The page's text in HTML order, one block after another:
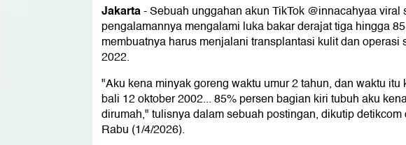
Jakarta-Sebuah unggahan akun TikTok @innacahyaa viral
pengalamannya mengalami luka bakar derajat tiga hingga
membuatnya harus menjalani transplantasi kulit dan
2022.
"Aku kena minyak goreng waktu umur 2 tahun, dan waktu
bali 12 oktober 2002... 85% persen bagian kiri tubuh aku
dirumah," tulisnya dalam sebuah postingan, dikutip
Rabu (1/4/2026).